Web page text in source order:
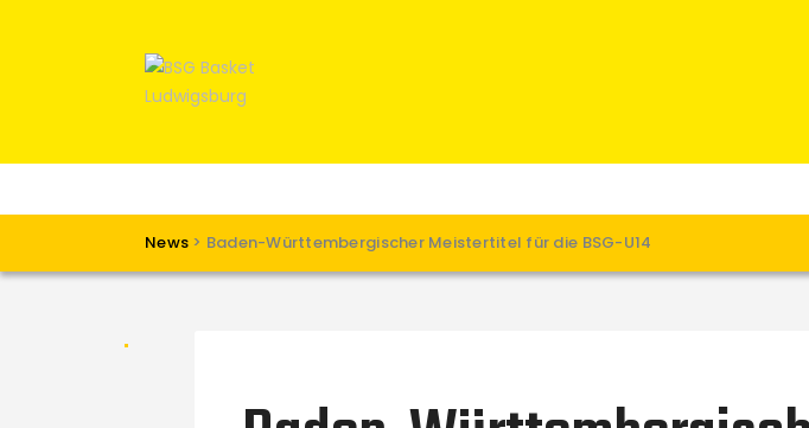
News > Baden-Württembergischer Meistertitel für die BSG-U14
Spielbetrieb